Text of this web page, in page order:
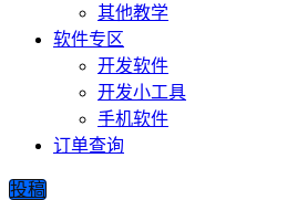
其他教学
软件专区
开发软件
开发小工具
手机软件
订单查询
投稿